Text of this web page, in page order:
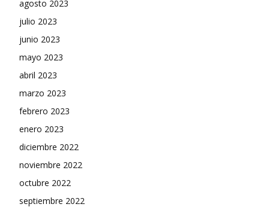
agosto 2023
julio 2023
junio 2023
mayo 2023
abril 2023
marzo 2023
febrero 2023
enero 2023
diciembre 2022
noviembre 2022
octubre 2022
septiembre 2022